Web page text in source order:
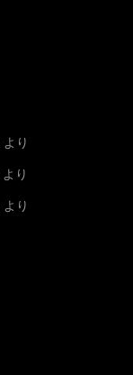
より
より
より